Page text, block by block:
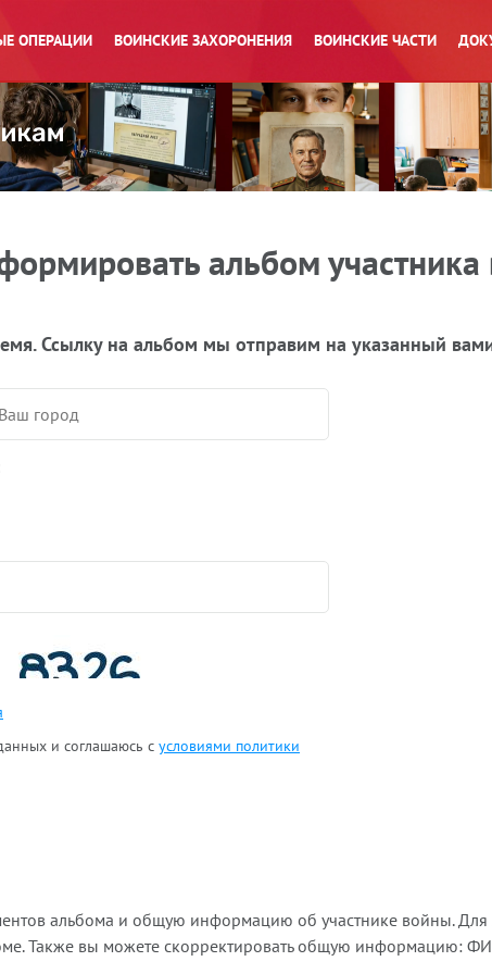
ОПЕРАЦИИ ВОИНСКИЕ ЗАХОРОНЕНИЯ ВОИНСКИЕ ЧАСТИ
альбом
Ссылку на альбом мы отправим на указанный
и соглашаюсь с условиями политики
альбома и общую информацию об участнике войны.
Также вы можете скорректировать общую информацию: